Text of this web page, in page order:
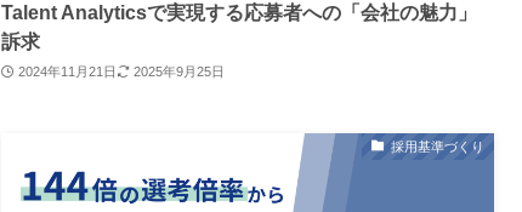
Talent Analyticsで実現する応募者への「会社の魅力」
訴求
2024年11月21日 2025年9月25日
採用基準づくり